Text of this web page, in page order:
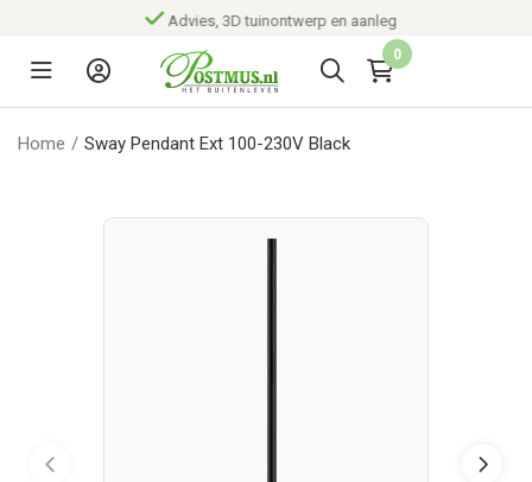
Advies, 3D tuinontwerp en aanleg
0
Home / Sway Pendant Ext 100-230V Black